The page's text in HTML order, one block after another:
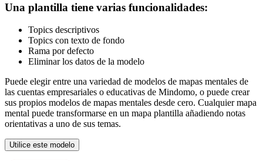
Una plantilla tiene varias funcionalidades:
Topics descriptivos
Topics con texto de fondo
Rama por defecto
Eliminar los datos de la modelo
Puede elegir entre una variedad de modelos de mapas mentales de
las cuentas empresariales o educativas de Mindomo, o puede crear
sus propios modelos de mapas mentales desde cero. Cualquier mapa
mental puede transformarse en un mapa plantilla añadiendo notas
orientativas a uno de sus temas.
Utilice este modelo